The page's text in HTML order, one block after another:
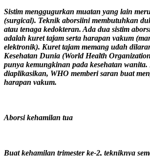
Sistim menggugurkan muatan yang lain
(surgical). Teknik aborsiini membutuhkan
atau tenaga kedokteran. Ada dua sistim
adalah kuret tajam serta harapan vakum
elektronik). Kuret tajam memang udah
Kesehatan Dunia (World Health
punya kemungkinan pada kesehatan wanita.
diaplikasikan, WHO memberi saran buat
harapan vakum.
Aborsi kehamilan tua
Buat kehamilan trimester ke-2, tekniknya